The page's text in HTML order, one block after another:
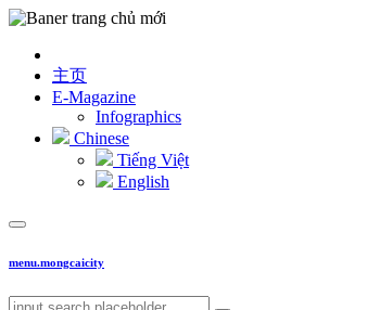
主页
E-Magazine
Infographics
Chinese
Tiếng Việt
English
menu.mongcaicity